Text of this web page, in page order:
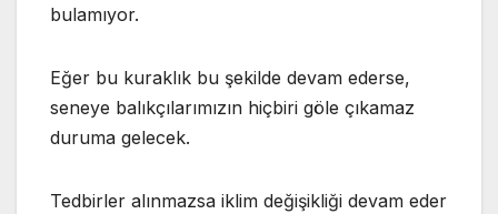
bulamıyor.
Eğer bu kuraklık bu şekilde devam ederse,
seneye balıkçılarımızın hiçbiri göle çıkamaz
duruma gelecek.
Tedbirler alınmazsa iklim değişikliği devam eder